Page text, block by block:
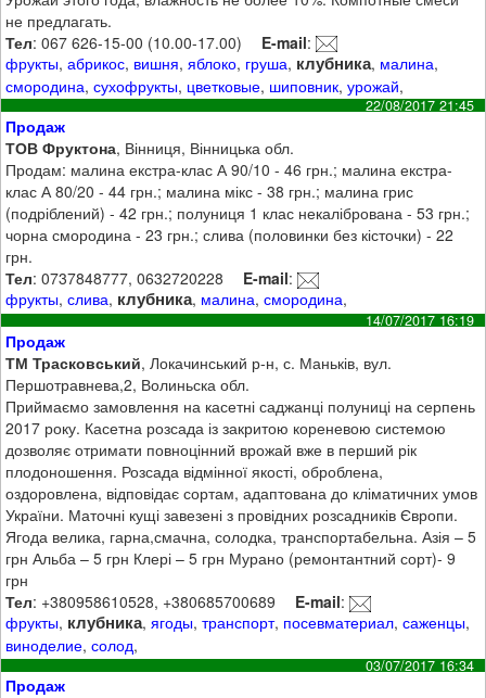
не предлагать.
Тел: 067 626-15-00 (10.00-17.00) E-mail:
фрукты,абрикос, вишня,яблоко, груша, клубника, малина,
смородина,сухофрукты, цветковые, шиповник,урожай,
22/08/2017 21:45
Продаж
ТОВ Фруктона, Вінниця, Вінницька обл.
Продам: малина екстра-клас А 90/10 - 46 грн.; малина екстра-
клас А 80/20 - 44 грн.; малина мікс - 38 грн.; малина грис
(подріблений) - 42 грн.; полуниця 1 клас некалібрована - 53 грн.;
чорна смородина - 23 грн.; слива (половинки без кісточки) - 22
грн.
Тел: 0737848777, 0632720228 E-mail:
фрукты,слива, клубника, малина,смородина,
14/07/2017 16:19
Продаж
ТМ Трасковський, Локачинський р-н, с. Маньків, вул.
Першотравнева,2, Волиньска обл.
Приймаємо замовлення на касетні саджанці полуниці на серпень
2017 року. Касетна розсада із закритою кореневою системою
дозволяє отримати повноцінний врожай вже в перший рік
плодоношення. Розсада відмінної якості, оброблена,
оздоровлена, відповідає сортам, адаптована до кліматичних умов
України. Маточні кущі завезені з провідних розсадників Європи.
Ягода велика, гарна,смачна, солодка, транспортабельна. Азія – 5
грн Альба – 5 грн Клері – 5 грн Мурано (ремонтантний сорт)- 9
грн
Тел: +380958610528, +380685700689 E-mail:
фрукты, клубника,ягоды,транспорт, посевматериал,саженцы,
виноделие,солод,
03/07/2017 16:34
Продаж